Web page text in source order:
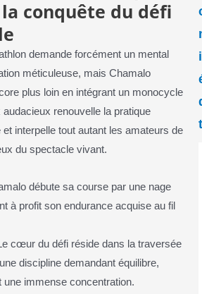
conquête du défi
demande forcément un mental
méticuleuse, mais Chamalo
plus loin en intégrant un monocycle
audacieux renouvelle la pratique
interpelle tout autant les amateurs de
du spectacle vivant.
débute sa course par une nage
à profit son endurance acquise au fil
cœur du défi réside dans la traversée
discipline demandant équilibre,
une immense concentration.